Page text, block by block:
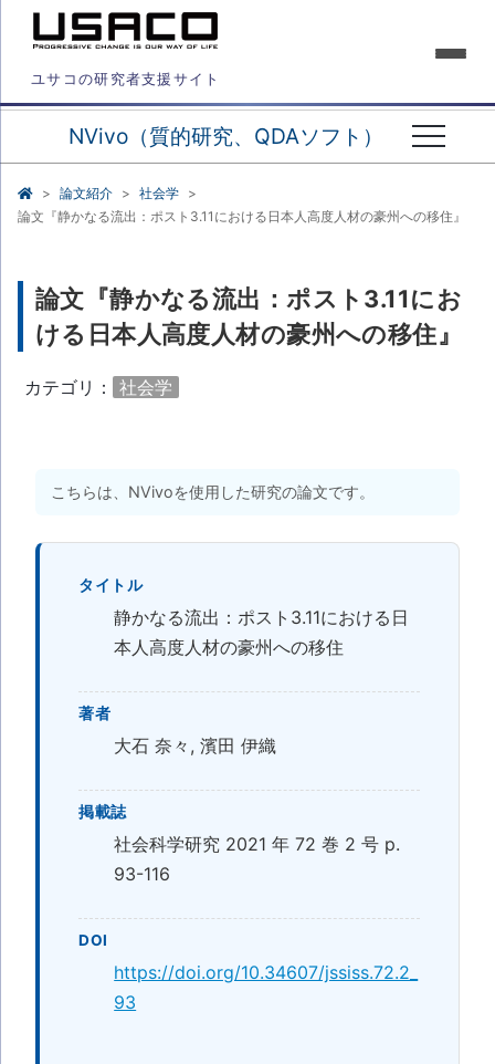
ユサコの研究者支援サイト
NVivo（質的研究、QDAソフト）
論文紹介
社会学
論文『静かなる流出：ポスト3.11における日本人高度人材の豪州への移住』
論文『静かなる流出：ポスト3.11にお
ける日本人高度人材の豪州への移住』
カテゴリ： 社会学
こちらは、NVivoを使用した研究の論文です。
タイトル
静かなる流出：ポスト3.11における日
本人高度人材の豪州への移住
著者
大石 奈々, 濱田 伊織
掲載誌
社会科学研究 2021 年 72 巻 2 号 p.
93-116
DOI
https://doi.org/10.34607/jssiss.72.2_
93